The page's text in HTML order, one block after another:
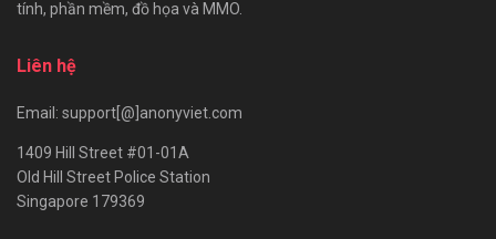
tính, phần mềm, đồ họa và MMO.
Liên hệ
Email: support[@]anonyviet.com
1409 Hill Street #01-01A
Old Hill Street Police Station
Singapore 179369